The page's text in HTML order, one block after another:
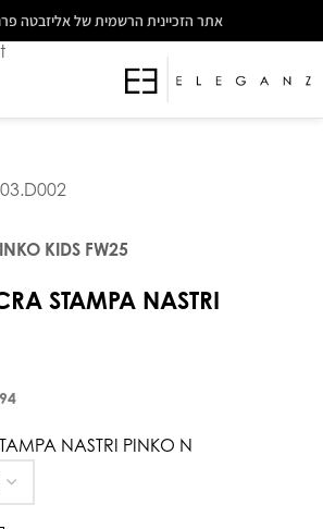
אתר הזכיינית הרשמית של אליזבטה
KIDS FW25
STAMPA NASTRI
NASTRI PINKO N